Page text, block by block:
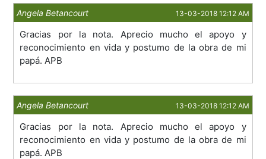
Angela Betancourt 13-03-2018 12:12 AM
Gracias por la nota. Aprecio mucho el apoyo y
reconocimiento en vida y postumo de la obra de mi
papá. APB
Angela Betancourt 13-03-2018 12:12 AM
Gracias por la nota. Aprecio mucho el apoyo y
reconocimiento en vida y postumo de la obra de mi
papá. APB